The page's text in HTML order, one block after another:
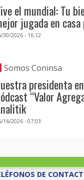
el mundial: Tu
jugada en
30/2026 - 16:12
Somos Coninsa
presidenta
“Valor
16/2026 - 07:03
DE